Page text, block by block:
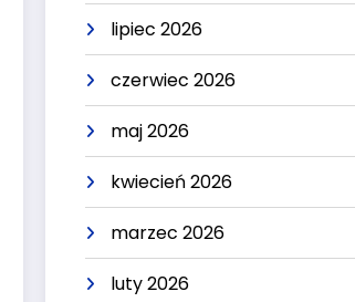
lipiec 2026
czerwiec 2026
maj 2026
kwiecień 2026
marzec 2026
luty 2026